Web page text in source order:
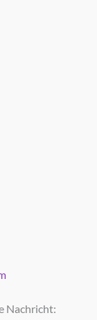
Nachricht: